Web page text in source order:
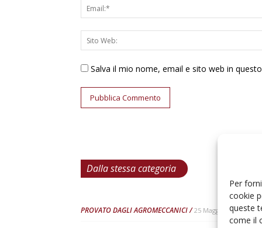
Per
cookie
queste
come il
Salva il mio nome, email e sito web in
Dalla stessa categoria
PROVATO DAGLI AGROMECCANICI 25 Maggio 2026